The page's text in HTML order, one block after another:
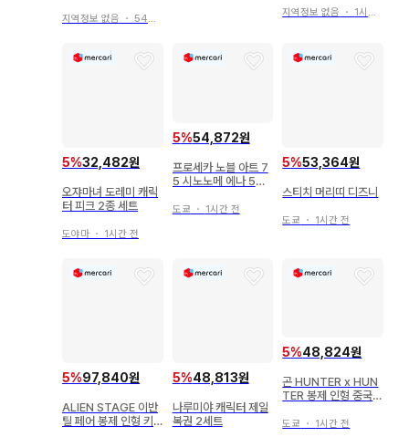
지역정보 없음 ・ 54분 전
토도로키 쇼토
지역정보 없음 ・ 1시간 전
5%32,482원
오쟈마녀 도레미 캐릭
터 피크 2종 세트
도야마 ・ 1시간 전
5%54,872원
프로세카 노블 아트 7
5 시노노메 에나 5개
도쿄 ・ 1시간 전
5%53,364원
스티치 머리띠 디즈니
도쿄 ・ 1시간 전
5%97,840원
ALIEN STAGE 이반
틸 페어 봉제 인형 키
5%48,813원
나루미야 캐릭터 제일
복권 2세트
5%48,824원
곤 HUNTER x HUN
TER 봉제 인형 중국 R
도쿄 ・ 1시간 전